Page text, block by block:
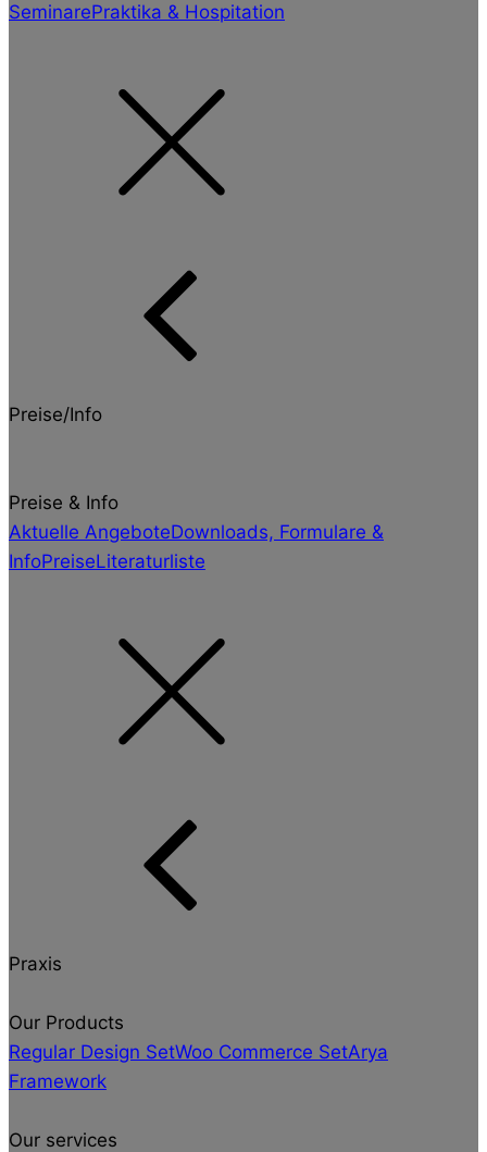
SeminarePraktika & Hospitation
Preise/Info
Preise & Info
Aktuelle AngeboteDownloads, Formulare &
InfoPreiseLiteraturliste
Praxis
Our Products
Regular Design SetWoo Commerce SetArya
Framework
Our services